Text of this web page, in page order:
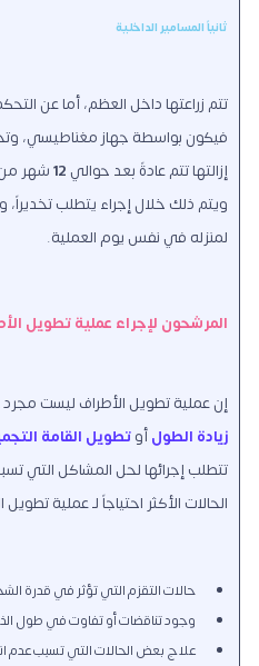
ثانياً المسامير الداخلية
تتمُّ زراعتها داخل العظم، أما عن
فيكون بواسطة جهاز مغناطيسي،
إزالتها تتم عادةً بعد حوالي 12شهر من
ويتم ذلك خلال إجراء يتطلب
لمنزله في نفس يوم العملية.
المرشحون لإجراء عملية تطويل
إن عملية تطويل الأطراف ليست مجرد
زيادة الطولأوتطويل القامة
تتطلب إجرائها لحل المشاكل التي
الحالات الأكثر احتياجاً لـ عملية
حالات التقزم التي تؤثر في قدرة
وجود تناقضات أو تفاوت في طول
علاج بعض الحالات التي تسبب عدم